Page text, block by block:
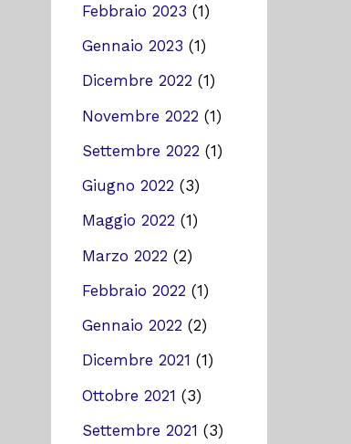
Febbraio 2023 (1)
Gennaio 2023 (1)
Dicembre 2022 (1)
Novembre 2022 (1)
Settembre 2022 (1)
Giugno 2022 (3)
Maggio 2022 (1)
Marzo 2022 (2)
Febbraio 2022 (1)
Gennaio 2022 (2)
Dicembre 2021 (1)
Ottobre 2021 (3)
Settembre 2021 (3)